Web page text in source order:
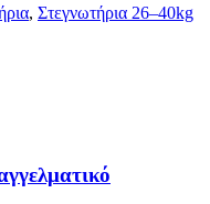
, Στεγνωτήρια 26–40kg